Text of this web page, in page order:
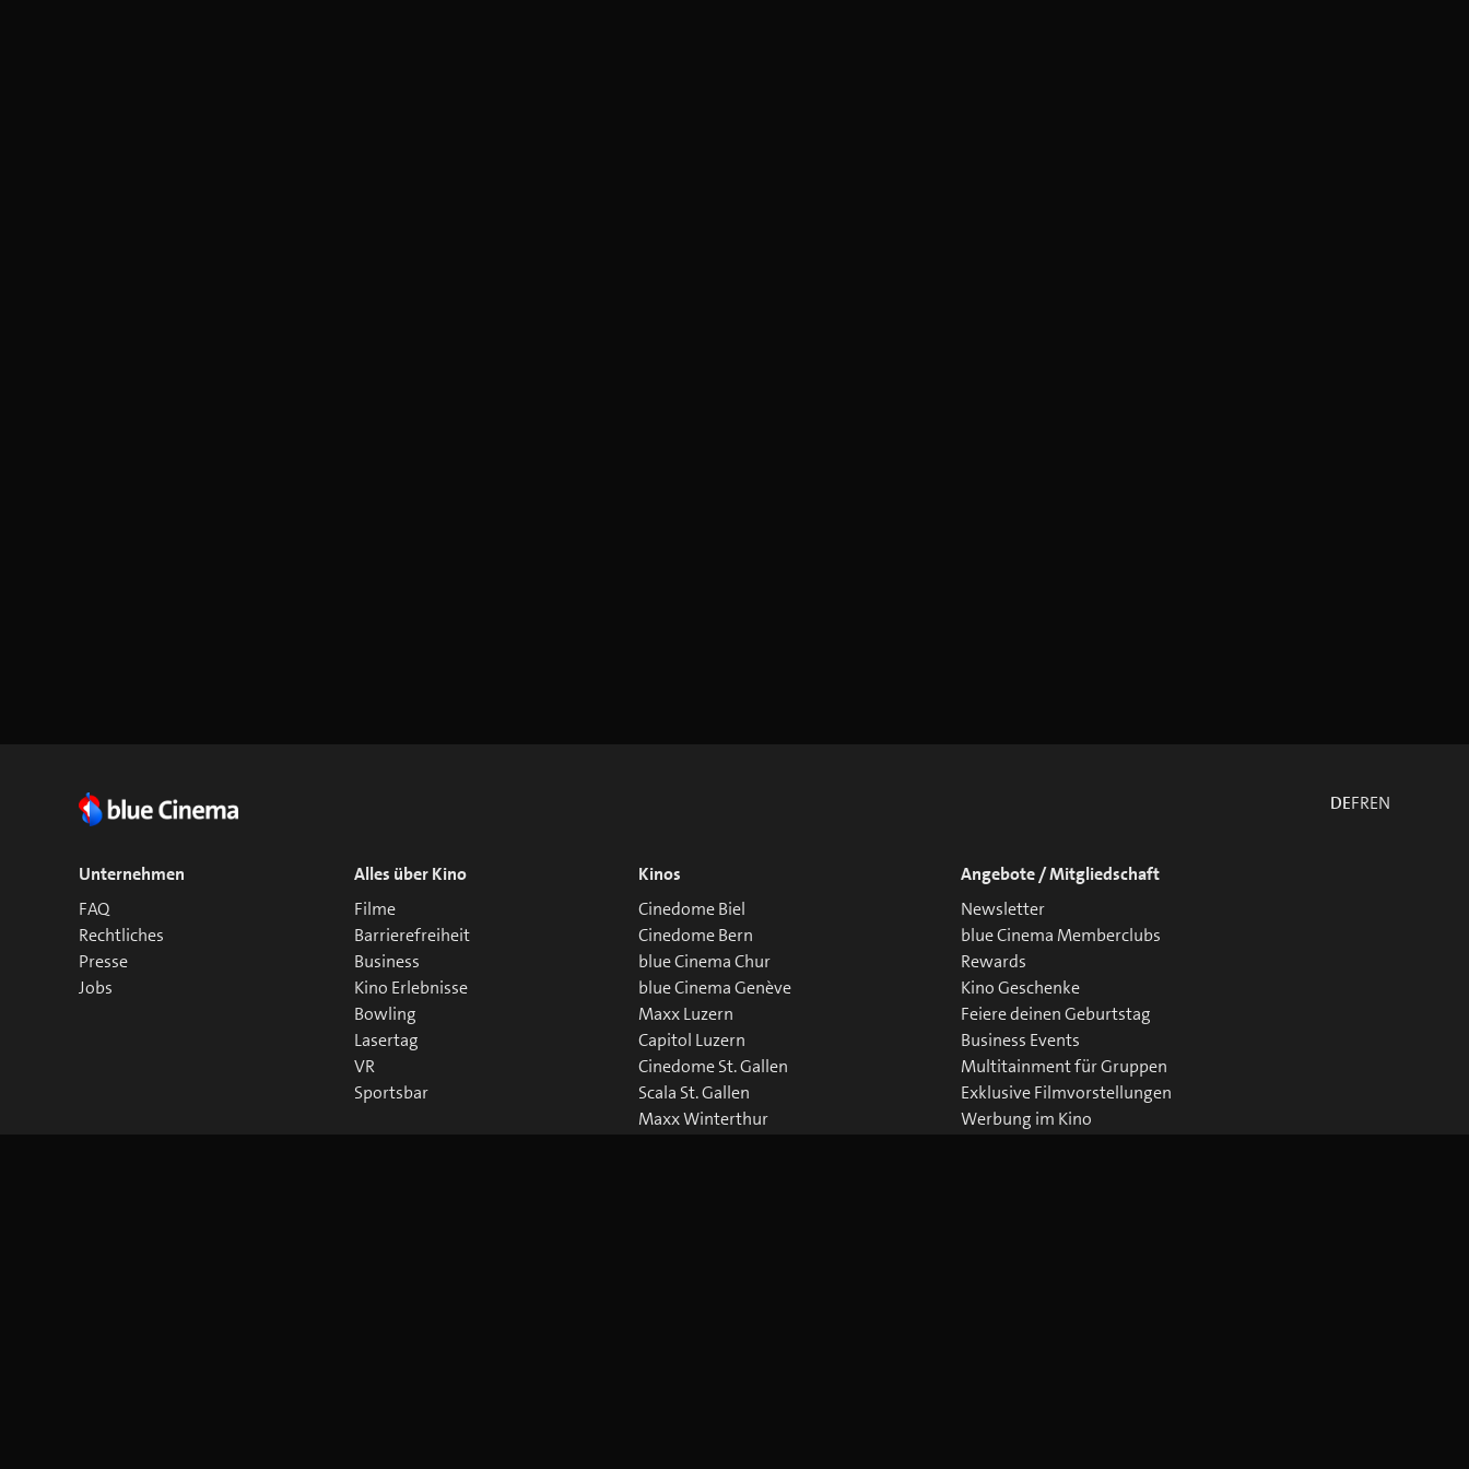
DEFREN
Unternehmen
FAQ
Rechtliches
Presse
Jobs
Alles über Kino
Filme
Barrierefreiheit
Business
Kino Erlebnisse
Bowling
Lasertag
VR
Sportsbar
Kinos
Cinedome Biel
Cinedome Bern
blue Cinema Chur
blue Cinema Genève
Maxx Luzern
Capitol Luzern
Cinedome St. Gallen
Scala St. Gallen
Maxx Winterthur
Angebote / Mitgliedschaft
Newsletter
blue Cinema Memberclubs
Rewards
Kino Geschenke
Feiere deinen Geburtstag
Business Events
Multitainment für Gruppen
Exklusive Filmvorstellungen
Werbung im Kino